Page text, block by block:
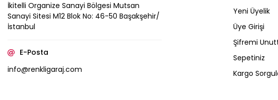
İkitelli Organize Sanayi Bölgesi Mutsan
Sanayi Sitesi M12 Blok No: 46-50 Başakşehir/
İstanbul
E-Posta
info@renkligaraj.com
Yeni Üyelik
Üye Girişi
Şifremi
Sepetiniz
Kargo